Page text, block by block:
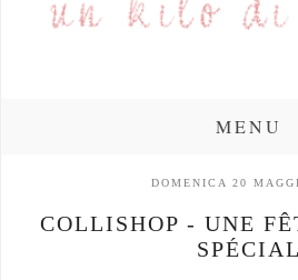
MENU
DOMENICA 20
COLLISHOP - UNE
SPÉCIAL